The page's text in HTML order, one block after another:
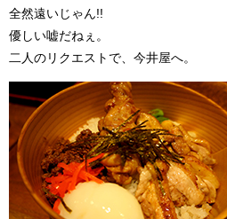
全然遠いじゃん!!
優しい嘘だねぇ。
二人のリクエストで、今井屋へ。